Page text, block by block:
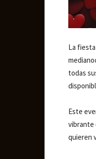
La
todas
Este
vibrante
quieren